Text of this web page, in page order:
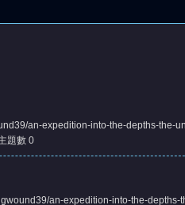
an-expedition-into-the-depths-the-
題數 0
an-expedition-into-the-